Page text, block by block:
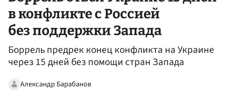
в конфликте с Россией
без поддержки Запада
Боррель предрек конец конфликта на Украине
через 15 дней без помощи стран Запада
Александр Барабанов